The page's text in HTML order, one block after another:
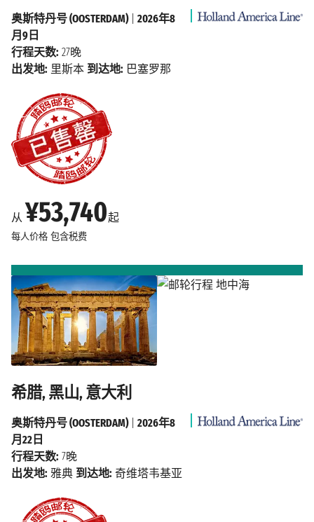
从 ¥53,740起
每人价格 包含税费
奥斯特丹号 (OOSTERDAM)| 2026年8
月9日
行程天数: 27晚
出发地: 里斯本 到达地: 巴塞罗那
希腊, 黑山, 意大利
奥斯特丹号 (OOSTERDAM)| 2026年8
月22日
行程天数: 7晚
出发地: 雅典 到达地: 奇维塔韦基亚